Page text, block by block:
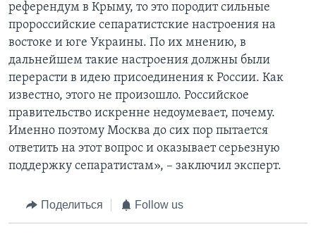
референдум в Крыму, то это породит сильные
пророссийские сепаратистские настроения на
востоке и юге Украины. По их мнению, в
дальнейшем такие настроения должны были
перерасти в идею присоединения к России. Как
известно, этого не произошло. Российское
правительство искренне недоумевает, почему.
Именно поэтому Москва до сих пор пытается
ответить на этот вопрос и оказывает серьезную
поддержку сепаратистам», – заключил эксперт.
Поделиться Follow us